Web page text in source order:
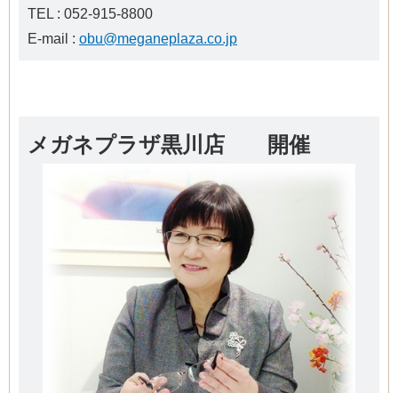
TEL : 052-915-8800
E-mail : obu@meganeplaza.co.jp
メガネプラザ黒川店 開催